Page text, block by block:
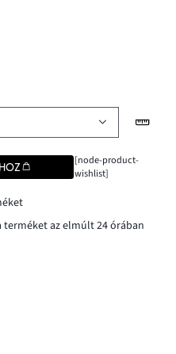
[node-product-
wishlist]
az elmúlt 24 órában